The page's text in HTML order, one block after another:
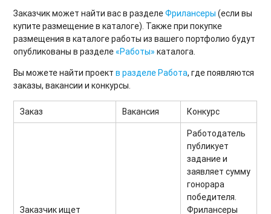
Заказчик может найти вас в разделеФрилансеры (если вы
купите размещение в каталоге). Также при покупке
размещения в каталоге работы из вашего портфолио будут
опубликованы в разделе «Работы» каталога.
Вы можете найти проектв разделе Работа, где появляются
заказы, вакансии и конкурсы.
Заказ Вакансия Конкурс
Заказчик ищет
Работодатель
публикует
задание и
заявляет сумму
гонорара
победителя.
Фрилансеры